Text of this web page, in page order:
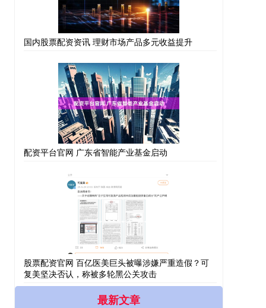
国内股票配资资讯 理财市场产品多元收益提升
配资平台官网 广东省智能产业基金启动
股票配资官网 百亿医美巨头被曝涉嫌严重造假？可
复美坚决否认，称被多轮黑公关攻击
最新文章